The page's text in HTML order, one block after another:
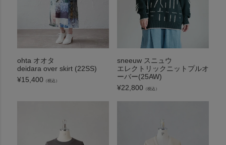
ohta オオタ
deidara over skirt (22SS)
¥15,400 （税込）
sneeuw スニュウ
エレクトリックニットプルオ
ーバー(25AW)
¥22,800 （税込）